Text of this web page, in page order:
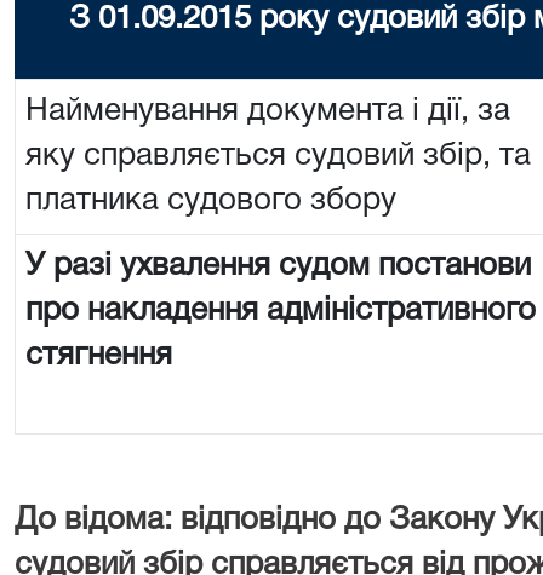
З 01.09.2015 року судовий
Найменування документа і дії, за
яку справляється судовий збір, та
платника судового збору
У разі ухвалення судом постанови
про накладення адміністративного
стягнення
До відома: відповідно до Закону
судовий збір справляється від